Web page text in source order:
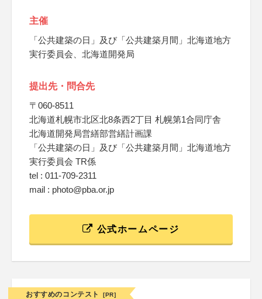
主催
「公共建築の日」及び「公共建築月間」北海道地方
実行委員会、北海道開発局
提出先・問合先
〒060-8511
北海道札幌市北区北8条西2丁目 札幌第1合同庁舎
北海道開発局営繕部営繕計画課
「公共建築の日」及び「公共建築月間」北海道地方
実行委員会 TR係
tel : 011-709-2311
mail : photo@pba.or.jp
公式ホームページ
おすすめのコンテスト [PR]